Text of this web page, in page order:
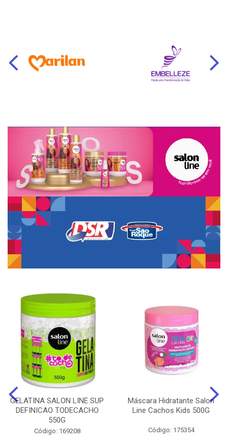
GELATINA SALON LINE SUP
DEFINICAO TODECACHO
550G
Código: 169208
Máscara Hidratante Salon
Line Cachos Kids 500G
Código: 175354